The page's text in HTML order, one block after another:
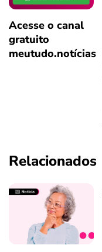
Acesse o canal
gratuito
meutudo.notícias
Relacionados